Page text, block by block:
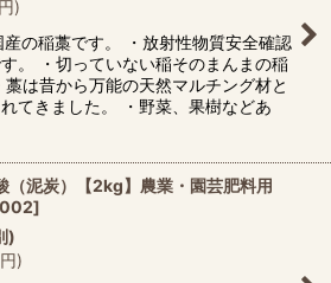
円)
の稲藁です。 ・放射性物質安全確認
。 ・切っていない稲そのまんまの稲
は昔から万能の天然マルチング材と
てきました。 ・野菜、果樹などあ
（泥炭）【2kg】農業・園芸肥料用
]
)
円)